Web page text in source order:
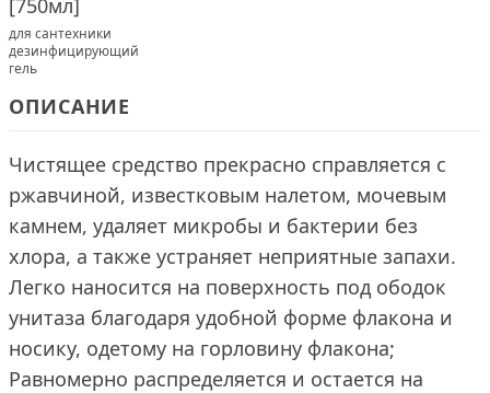
[750мл]
для сантехники
дезинфицирующий
гель
ОПИСАНИЕ
Чистящее средство прекрасно справляется с
ржавчиной, известковым налетом, мочевым
камнем, удаляет микробы и бактерии без
хлора, а также устраняет неприятные запахи.
Легко наносится на поверхность под ободок
унитаза благодаря удобной форме флакона и
носику, одетому на горловину флакона;
Равномерно распределяется и остается на